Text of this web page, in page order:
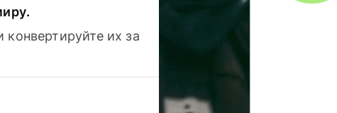
их за